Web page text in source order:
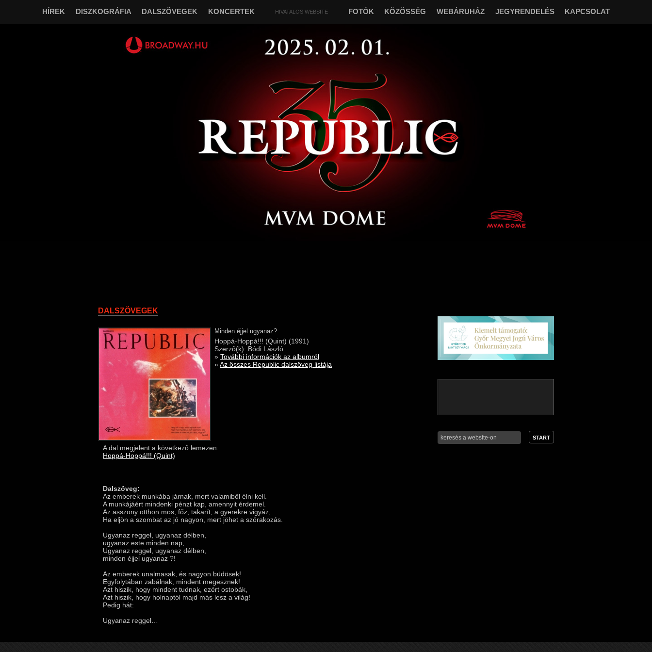
Őrizz engem ezen a világon
DALSZÖVEGEK
Minden éjjel ugyanaz?
Hoppá-Hoppá!!! (Quint) (1991)
Szerzõ(k): Bódi László
» További információk az albumról
»Az összes Republic dalszöveg listája
A dal megjelent a következõ lemezen:
Hoppá-Hoppá!!! (Quint)
Dalszöveg:
Az emberek munkába járnak, mert valamiből élni kell.
A munkájáért mindenki pénzt kap, amennyit érdemel.
Az asszony otthon mos, főz, takarít, a gyerekre vigyáz,
Ha eljön a szombat az jó nagyon, mert jöhet a szórakozás.
Ugyanaz reggel, ugyanaz délben,
ugyanaz este minden nap,
Ugyanaz reggel, ugyanaz délben,
minden éjjel ugyanaz ?!
Az emberek unalmasak, és nagyon büdösek!
Egyfolytában zabálnak, mindent megesznek!
Azt hiszik, hogy mindent tudnak, ezért ostobák,
Azt hiszik, hogy holnaptól majd más lesz a világ!
Pedig hát:
Ugyanaz reggel…
START
HÍREK DISZKOGRÁFIA DALSZÖVEGEK KONCERTEK HIVATALOS WEBSITE FOTÓK KÖZÖSSÉG WEBÁRUHÁZ JEGYRENDELÉS KAPCSOLAT